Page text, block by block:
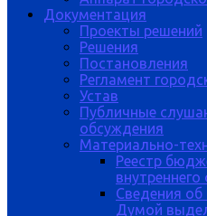
Документация
Проекты решений
Решения
Постановления
Регламент
Устав
Публичные
обсуждения
Материально-
Реестр
Сведения об
Думой